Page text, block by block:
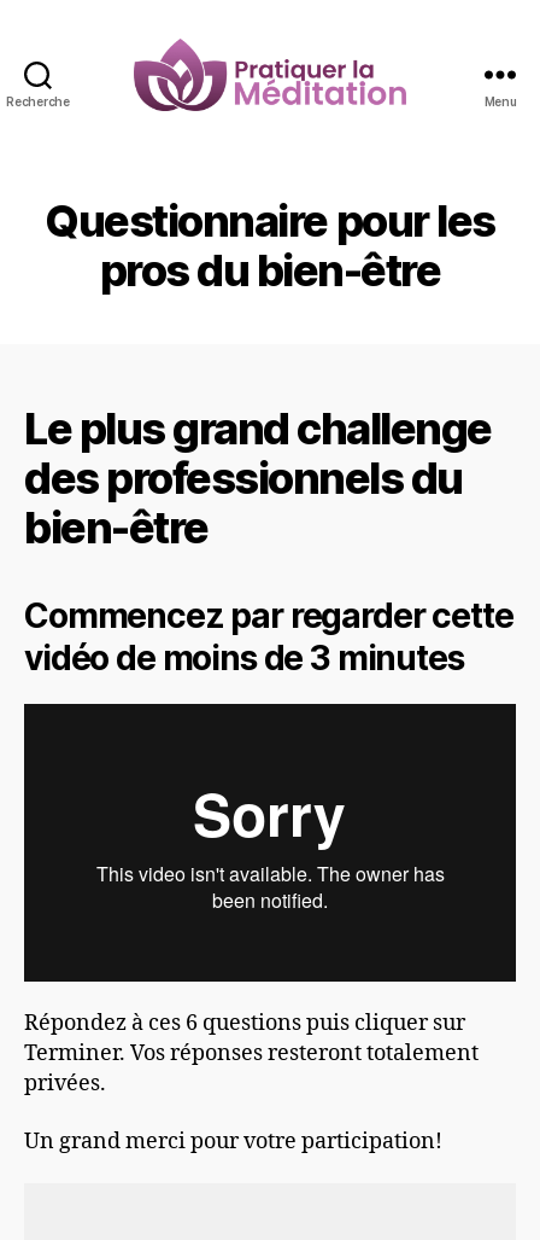
Recherche Menu
Questionnaire pour les
pros du bien-être
Le plus grand challenge
des professionnels du
bien-être
Commencez par regarder cette
vidéo de moins de 3 minutes
Répondez à ces 6 questions puis cliquer sur
Terminer. Vos réponses resteront totalement
privées.
Un grand merci pour votre participation!